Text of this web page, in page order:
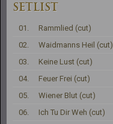
SETLIST
01.
Rammlied (cut)
02.
Waidmanns Heil (cut)
03.
Keine Lust (cut)
04.
Feuer Frei (cut)
05.
Wiener Blut (cut)
06.
Ich Tu Dir Weh (cut)